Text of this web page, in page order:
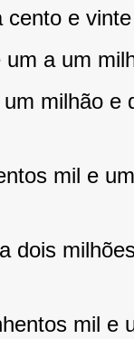
e
a um
milhão e
mil e
dois
mil e